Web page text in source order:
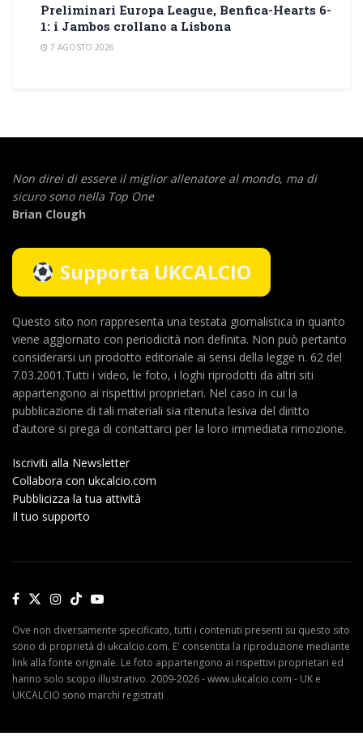
Preliminari Europa League, Benfica-Hearts 6-
1: i Jambos crollano a Lisbona
7 AGOSTO 2026
Non direi di essere il miglior allenatore al mondo, ma di
sicuro sono nella Top One
Brian Clough
Supporta UKCALCIO
Questo sito non rappresenta una testata giornalistica in quanto
viene aggiornato con periodicità non definita. Non può pertanto
considerarsi un prodotto editoriale ai sensi della legge n. 62 del
7.03.2001.Tutti i video, le foto, i loghi riprodotti da altri siti
appartengono ai rispettivi proprietari. Nel caso in cui la
pubblicazione di tali materiali sia ritenuta lesiva del diritto
d’autore si prega di contattarci per la loro immediata rimozione.
Iscriviti alla Newsletter
Collabora con ukcalcio.com
Pubblicizza la tua attività
Il tuo supporto
Ove non diversamente specificato, tutti i contenuti presenti su questo sito
sono di proprietà di ukcalcio.com. E' consentita la riproduzione mediante
link alla fonte originale. Le foto appartengono ai rispettivi proprietari ed
hanno solo scopo illustrativo. 2009-2026 - www.ukcalcio.com - UK e
UKCALCIO sono marchi registrati